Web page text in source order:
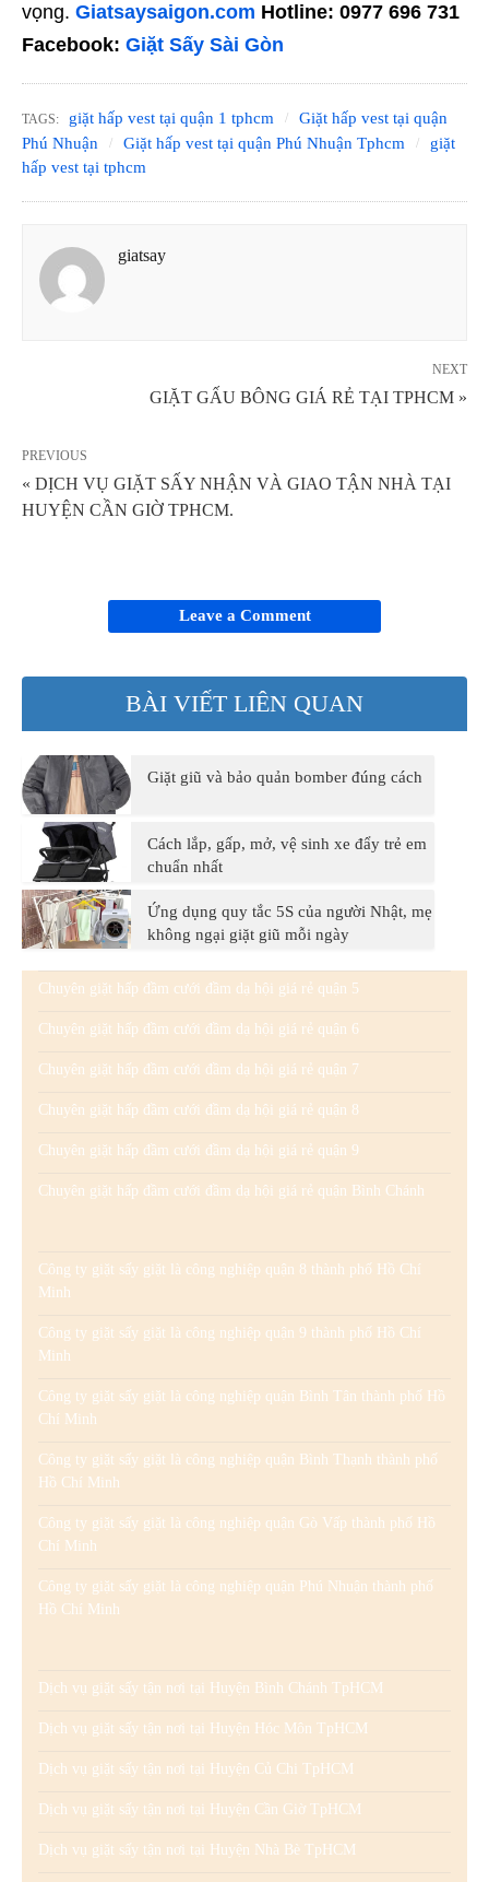
vọng. Giatsaysaigon.com Hotline: 0977 696 731
Facebook: Giặt Sấy Sài Gòn
TAGS: giặt hấp vest tại quận 1 tphcm
Giặt hấp vest tại quận
Phú Nhuận
Giặt hấp vest tại quận Phú Nhuận Tphcm
giặt
hấp vest tại tphcm
giatsay
NEXT
GIẶT GẤU BÔNG GIÁ RẺ TẠI TPHCM »
PREVIOUS
« DỊCH VỤ GIẶT SẤY NHẬN VÀ GIAO TẬN NHÀ TẠI
HUYỆN CẦN GIỜ TPHCM.
Leave a Comment
BÀI VIẾT LIÊN QUAN
Giặt giũ và bảo quản bomber đúng cách
Cách lắp, gấp, mở, vệ sinh xe đẩy trẻ em
chuẩn nhất
Ứng dụng quy tắc 5S của người Nhật, mẹ
không ngại giặt giũ mỗi ngày
Chuyên giặt hấp đầm cưới đầm dạ hội giá rẻ quận 5
Chuyên giặt hấp đầm cưới đầm dạ hội giá rẻ quận 6
Chuyên giặt hấp đầm cưới đầm dạ hội giá rẻ quận 7
Chuyên giặt hấp đầm cưới đầm dạ hội giá rẻ quận 8
Chuyên giặt hấp đầm cưới đầm dạ hội giá rẻ quận 9
Chuyên giặt hấp đầm cưới đầm dạ hội giá rẻ quận Bình Chánh
Công ty giặt sấy giặt là công nghiệp quận 8 thành phố Hồ Chí
Minh
Công ty giặt sấy giặt là công nghiệp quận 9 thành phố Hồ Chí
Minh
Công ty giặt sấy giặt là công nghiệp quận Bình Tân thành phố Hồ
Chí Minh
Công ty giặt sấy giặt là công nghiệp quận Bình Thạnh thành phố
Hồ Chí Minh
Công ty giặt sấy giặt là công nghiệp quận Gò Vấp thành phố Hồ
Chí Minh
Công ty giặt sấy giặt là công nghiệp quận Phú Nhuận thành phố
Hồ Chí Minh
Dịch vụ giặt sấy tận nơi tại Huyện Bình Chánh TpHCM
Dịch vụ giặt sấy tận nơi tại Huyện Hóc Môn TpHCM
Dịch vụ giặt sấy tận nơi tại Huyện Củ Chi TpHCM
Dịch vụ giặt sấy tận nơi tại Huyện Cần Giờ TpHCM
Dịch vụ giặt sấy tận nơi tại Huyện Nhà Bè TpHCM